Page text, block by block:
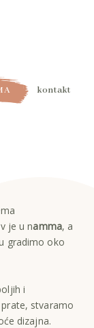
kontakt
je u namma, a
gradimo oko
i
stvaramo
dizajna.